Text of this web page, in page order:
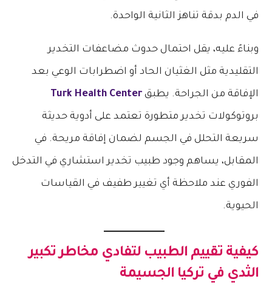
في الدم بدقة تناهز الثانية الواحدة.
وبناءً عليه، يقل احتمال حدوث مضاعفات التخدير
التقليدية مثل الغثيان الحاد أو اضطرابات الوعي بعد
الإفاقة من الجراحة. يطبقTurk Health Center
بروتوكولات تخدير متطورة تعتمد على أدوية حديثة
سريعة التحلل في الجسم لضمان إفاقة مريحة. في
المقابل، يساهم وجود طبيب تخدير استشاري في التدخل
الفوري عند ملاحظة أي تغيير طفيف في القياسات
الحيوية.
كيفية تقييم الطبيب لتفادي مخاطر تكبير
الثدي في تركيا الجسيمة